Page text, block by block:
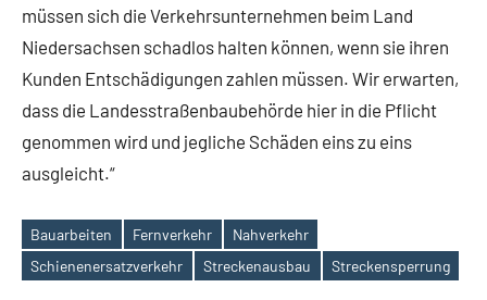
müssen sich die Verkehrsunternehmen beim Land
Niedersachsen schadlos halten können, wenn sie ihren
Kunden Entschädigungen zahlen müssen. Wir erwarten,
dass die Landesstraßenbaubehörde hier in die Pflicht
genommen wird und jegliche Schäden eins zu eins
ausgleicht.“
Schlagwörter
Bauarbeiten Fernverkehr
Nahverkehr
Schienenersatzverkehr
Streckenausbau Streckensperrung